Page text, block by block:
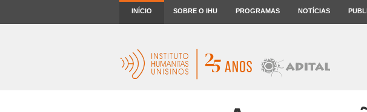
INÍCIO SOBRE O IHU PROGRAMAS NOTÍCIAS